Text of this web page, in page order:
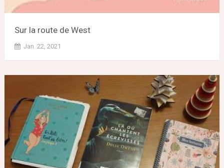
Sur la route de West
Jan. 22, 2021